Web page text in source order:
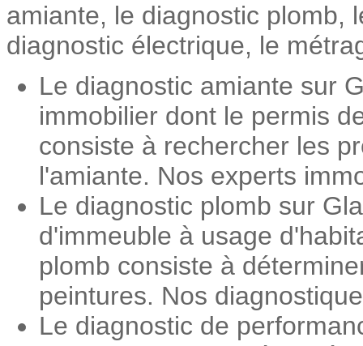
amiante, le diagnostic plomb,
diagnostic électrique, le
Le diagnostic amiante sur
immobilier dont le permis
consiste à rechercher les
l'amiante. Nos experts
Le diagnostic plomb sur
d'immeuble à usage
plomb consiste à
peintures. Nos
Le diagnostic de